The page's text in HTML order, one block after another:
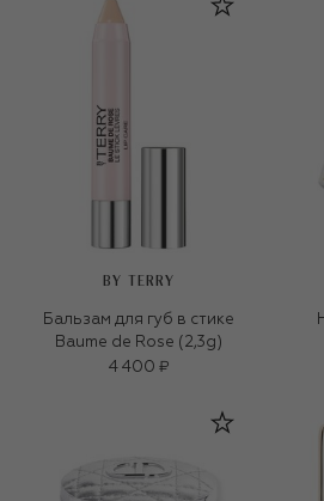
BY TERRY
Бальзам для губ в стике
Baume de Rose (2,3g)
4 400 ₽